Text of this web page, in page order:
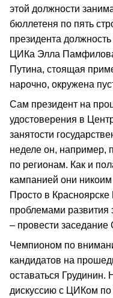
этой должности
бюллетеня по пять
президента
ЦИКа Элла
Путина, стоящая
нарочно, окружена
Сам президент на
удостоверения в
занятости
неделе он, например,
по регионам. Как и
кампанией они
Просто в
проблемами развития
– провести
Чемпионом по
кандидатов на
оставаться Грудинин.
дискуссию с ЦИКом по